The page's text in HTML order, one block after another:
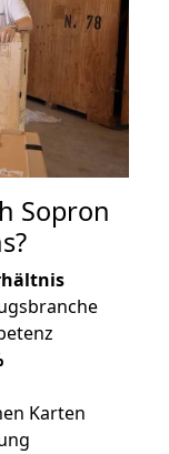
Sopron
Karten